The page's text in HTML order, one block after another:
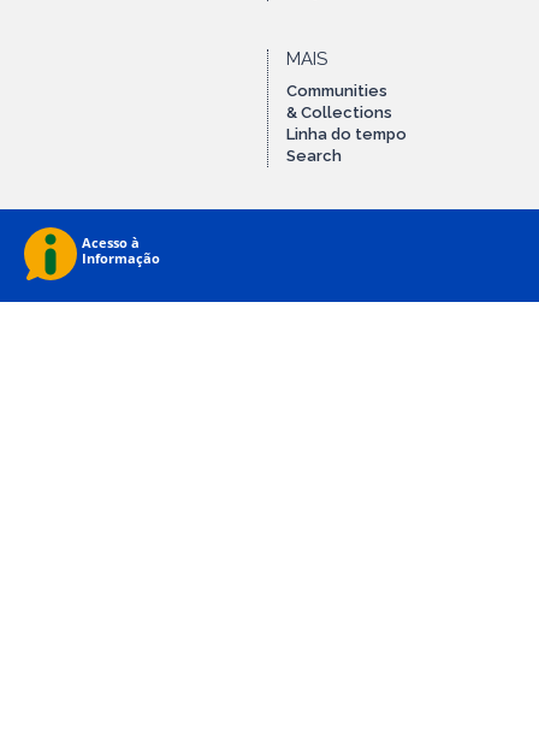
MAIS
Communities
& Collections
Linha do tempo
Search